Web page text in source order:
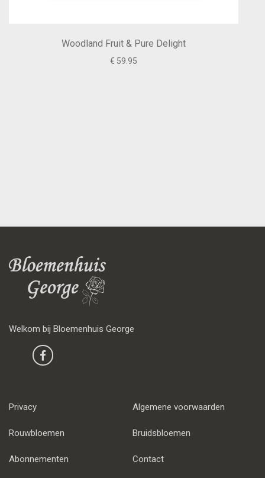
Woodland Fruit & Pure Delight
€ 59.95
Welkom bij Bloemenhuis George
Privacy Algemene voorwaarden
Rouwbloemen Bruidsbloemen
Abonnementen Contact